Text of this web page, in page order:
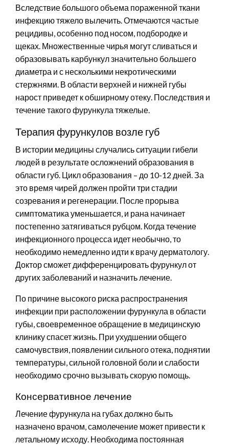
Вследствие большого объема пораженной ткани
инфекцию тяжело вылечить. Отмечаются частые
рецидивы, особенно под носом, подбородке и
щеках. Множественные чирья могут сливаться и
образовывать карбункул значительно большего
диаметра и с несколькими некротическими
стержнями. В области верхней и нижней губы
нарост приведет к обширному отеку. Последствия и
течение такого фурункула тяжелые.
Терапия фурункулов возле губ
В истории медицины случались ситуации гибели
людей в результате осложнений образования в
области губ. Цикл образования – до 10-12 дней. За
это время чирей должен пройти три стадии
созревания и регенерации. После прорыва
симптоматика уменьшается, и рана начинает
постепенно затягиваться рубцом. Когда течение
инфекционного процесса идет необычно, то
необходимо немедленно идти к врачу дерматологу.
Доктор сможет дифференцировать фурункул от
других заболеваний и назначить лечение.
По причине высокого риска распространения
инфекции при расположении фурункула в области
губы, своевременное обращение в медицинскую
клинику спасет жизнь. При ухудшении общего
самочувствия, появлении сильного отека, поднятии
температуры, сильной головной боли и слабости
необходимо срочно вызывать скорую помощь.
Консервативное лечение
Лечение фурункула на губах должно быть
назначено врачом, самолечение может привести к
летальному исходу. Необходима постоянная